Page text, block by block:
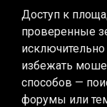
Доступ к
проверенные
избежать
способов —
форумы или